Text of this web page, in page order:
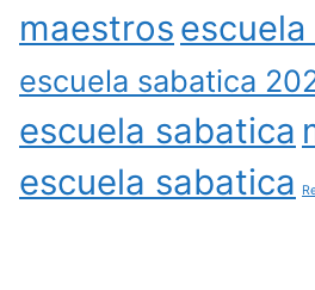
maestros
escuela sabatica
escuela sabatica
escuela sabatica